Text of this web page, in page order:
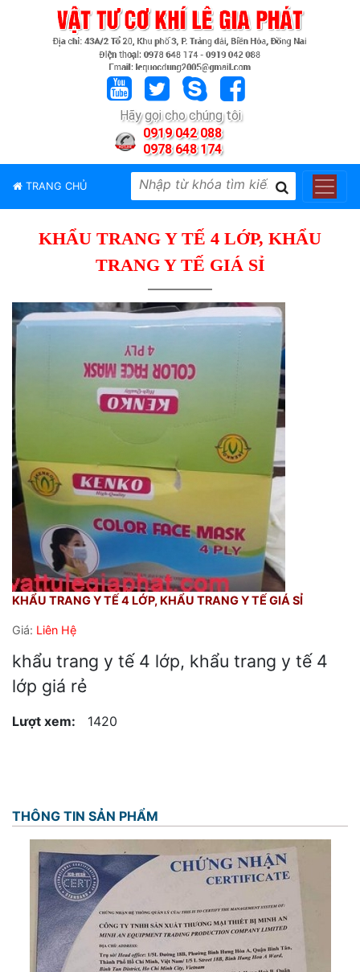
Hãy gọi cho chúng tôi
0919 042 088
0978 648 174
TRANG CHỦ
PHẨM
HIỆU
KHẨU TRANG Y TẾ 4 LỚP, KHẨU
TRANG Y TẾ GIÁ SỈ
KHẨU TRANG Y TẾ 4 LỚP, KHẨU TRANG Y TẾ GIÁ SỈ
Giá: Liên Hệ
khẩu trang y tế 4 lớp, khẩu trang y tế 4
lớp giá rẻ
Lượt xem: 1420
THÔNG TIN SẢN PHẨM